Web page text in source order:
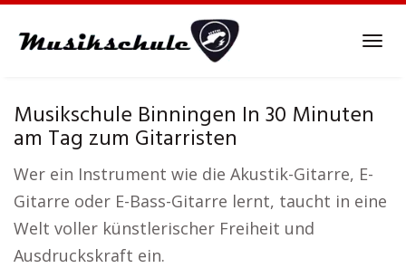
Musikschule Binningen In 30 Minuten
am Tag zum Gitarristen
Wer ein Instrument wie die Akustik-Gitarre, E-
Gitarre oder E-Bass-Gitarre lernt, taucht in eine
Welt voller künstlerischer Freiheit und
Ausdruckskraft ein.